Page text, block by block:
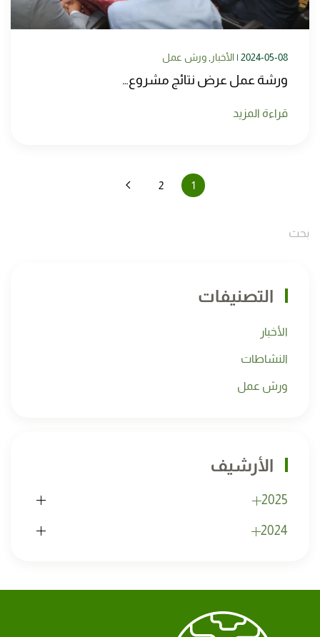
2024-05-08
| الأخبار ورش عمل
ورشة عمل عرض نتائج مشروع…
قراءة المزيد
1
2
التصنيفات
الأخبار
النشاطات
ورش عمل
الأرشيف
2025
2024